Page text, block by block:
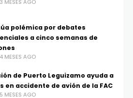
3 MESES AGO
polémica por debates
a cinco semanas de
4 MESES AGO
de Puerto Leguizamo ayuda a
en accidente de avión de la FAC
5 MESES AGO